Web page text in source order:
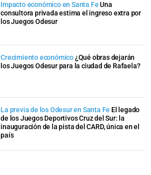
Impacto económico en Santa FeUna
consultora privada estima el ingreso extra por
los Juegos Odesur
Crecimiento económico¿Qué obras dejarán
los Juegos Odesur para la ciudad de Rafaela?
La previa de los Odesur en Santa Fe El legado
de los Juegos Deportivos Cruz del Sur: la
inauguración de la pista del CARD, única en el
país